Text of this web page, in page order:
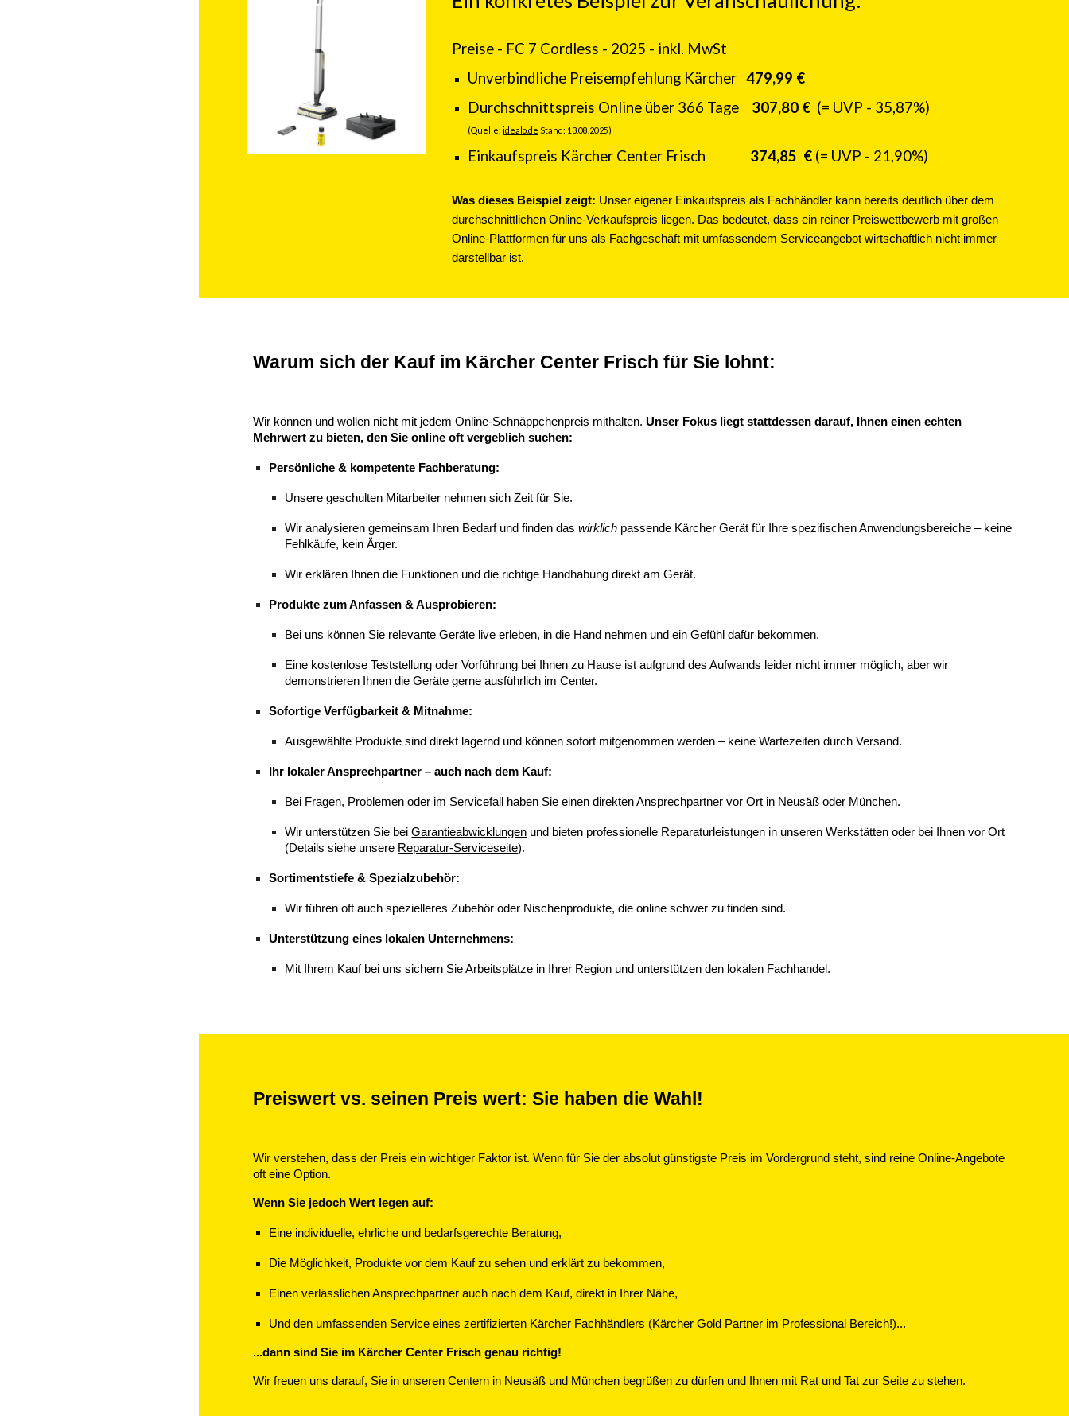
Preise - FC 7 Cordless - 2025 - inkl. MwSt
Unverbindliche Preisempfehlung Kärcher 479,99 €
Durchschnittspreis Online über 366 Tage 307,80€ (= UVP - 35,87%)
(Quelle: idealo.de Stand: 13.08 .2025)
Einkaufspreis Kärcher Center Frisch 374,85 € (= UVP - 21,90%)
Was dieses Beispiel zeigt: Unser eigener Einkaufspreis als Fachhändler kann bereits deutlich über dem
durchschnittlichen Online-Verkaufspreis liegen. Das bedeutet, dass ein reiner Preiswettbewerb mit großen
Online-Plattformen für uns als Fachgeschäft mit umfassendem Serviceangebot wirtschaftlich nicht immer
darstellbar ist.
Warum sich der Kauf im Kärcher Center Frisch für Sie lohnt:
Wir können und wollen nicht mit jedem Online-Schnäppchenpreis mithalten.Unser Fokus liegt stattdessen darauf, Ihnen einen echten
Mehrwert zu bieten, den Sie online oft vergeblich suchen:
Persönliche & kompetente Fachberatung:
Unsere geschulten Mitarbeiter nehmen sich Zeit für Sie.
Wir analysieren gemeinsam Ihren Bedarf und finden daswirklich passende Kärcher Gerät für Ihre spezifischen Anwendungsbereiche – keine
Fehlkäufe, kein Ärger.
Wir erklären Ihnen die Funktionen und die richtige Handhabung direkt am Gerät.
Produkte zum Anfassen & Ausprobieren:
Bei uns können Sie relevante Geräte live erleben, in die Hand nehmen und ein Gefühl dafür bekommen.
Eine kostenlose Teststellung oder Vorführung bei Ihnen zu Hause ist aufgrund des Aufwands leider nicht immer möglich, aber wir
demonstrieren Ihnen die Geräte gerne ausführlich im Center.
Sofortige Verfügbarkeit & Mitnahme:
Ausgewählte Produkte sind direkt lagernd und können sofort mitgenommen werden – keine Wartezeiten durch Versand.
Ihr lokaler Ansprechpartner – auch nach dem Kauf:
Bei Fragen, Problemen oder im Servicefall haben Sie einen direkten Ansprechpartner vor Ort in Neusäß oder München.
Wir unterstützen Sie beiGarantieabwicklungen und bieten professionelle Reparaturleistungen in unseren Werkstätten oder bei Ihnen vor Ort
(Details siehe unsere Reparatur-Serviceseite).
Sortimentstiefe & Spezialzubehör:
Wir führen oft auch spezielleres Zubehör oder Nischenprodukte, die online schwer zu finden sind.
Unterstützung eines lokalen Unternehmens:
Mit Ihrem Kauf bei uns sichern Sie Arbeitsplätze in Ihrer Region und unterstützen den lokalen Fachhandel.
Preiswert vs. seinen Preis wert: Sie haben die Wahl!
Wir verstehen, dass der Preis ein wichtiger Faktor ist. Wenn für Sie der absolut günstigste Preis im Vordergrund steht, sind reine Online-Angebote
oft eine Option.
Wenn Sie jedoch Wert legen auf:
Eine individuelle, ehrliche und bedarfsgerechte Beratung,
Die Möglichkeit, Produkte vor dem Kauf zu sehen und erklärt zu bekommen,
Einen verlässlichen Ansprechpartner auch nach dem Kauf, direkt in Ihrer Nähe,
Und den umfassenden Service eines zertifizierten Kärcher Fachhändlers (Kärcher Gold Partner im Professional Bereich!)...
...dann sind Sie im Kärcher Center Frisch genau richtig!
Wir freuen uns darauf, Sie in unseren Centern in Neusäß und München begrüßen zu dürfen und Ihnen mit Rat und Tat zur Seite zu stehen.